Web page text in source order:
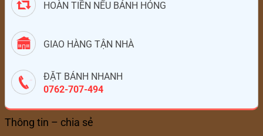
HOÀN TIỀN NẾU BÁNH HỎNG
GIAO HÀNG TẬN NHÀ
ĐẶT BÁNH NHANH
0762-707-494
Thông tin – chia sẻ